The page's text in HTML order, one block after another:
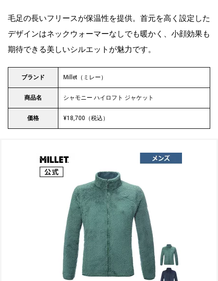
毛足の長いフリースが保温性を提供。首元を高く設定した
デザインはネックウォーマーなしでも暖かく、小顔効果も
期待できる美しいシルエットが魅力です。
ブランド Millet（ミレー）
商品名 シャモニー ハイロフト ジャケット
価格 ¥18,700（税込）